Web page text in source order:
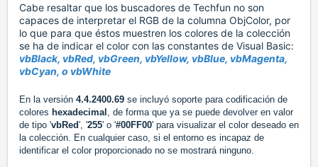
Cabe resaltar que los buscadores de Techfun no son
capaces de interpretar el RGB de la columna ObjColor, por
lo que para que éstos muestren los colores de la colección
se ha de indicar el color con las constantes de Visual Basic:
vbBlack, vbRed, vbGreen, vbYellow, vbBlue, vbMagenta,
vbCyan, o vbWhite
En la versión 4.4.2400.69 se incluyó soporte para codificación de
colores hexadecimal
, de forma que ya se puede devolver en valor
de tipo 'vbRed', '255' o '#00FF00' para visualizar el color deseado en
la colección. En cualquier caso, si el entorno es incapaz de
identificar el color proporcionado no se mostrará ninguno.